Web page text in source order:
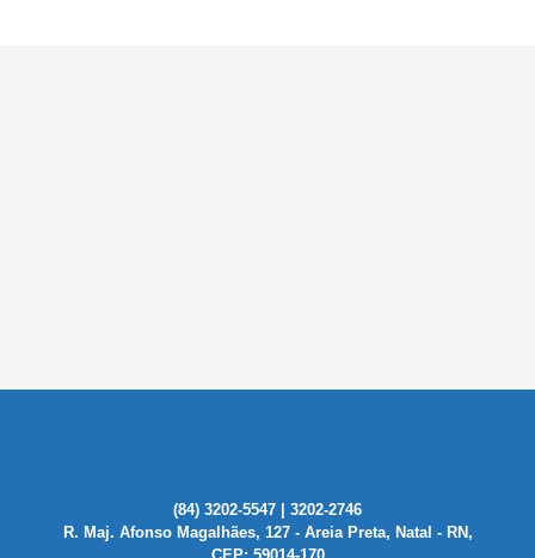
(84) 3202-5547 | 3202-2746
R. Maj. Afonso Magalhães, 127 - Areia Preta, Natal - RN,